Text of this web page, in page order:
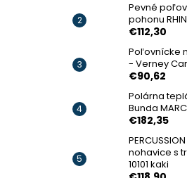
Pevné
pohonu
€112,30
Poľovnícke
- Verney
€90,62
Polárna
Bunda
€182,35
nohavice s
10101 kaki